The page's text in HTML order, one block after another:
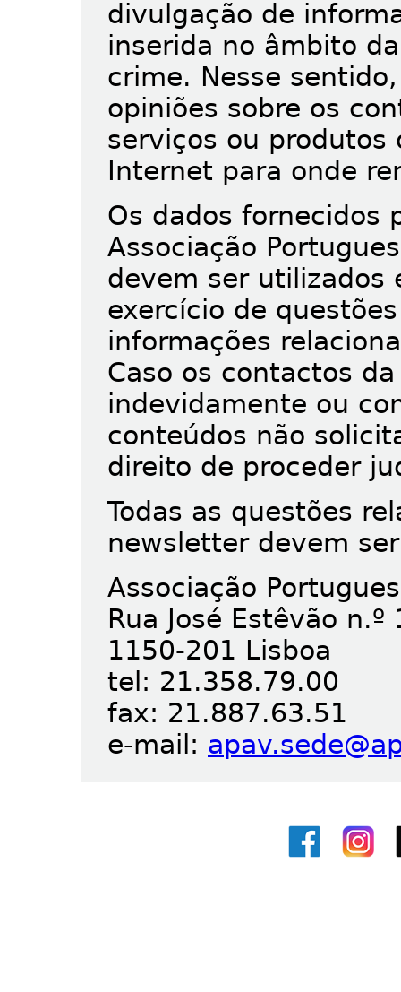
divulgação de
inserida no âmbito
crime. Nesse
opiniões sobre os
serviços ou produtos
Internet para onde
Os dados fornecidos
Associação
devem ser utilizados
exercício de
informações
Caso os contactos
indevidamente ou
conteúdos não
direito de proceder
Todas as questões
newsletter devem
Associação
Rua José Estêvão n.º
1150-201 Lisboa
tel: 21.358.79.00
fax: 21.887.63.51
e-mail: